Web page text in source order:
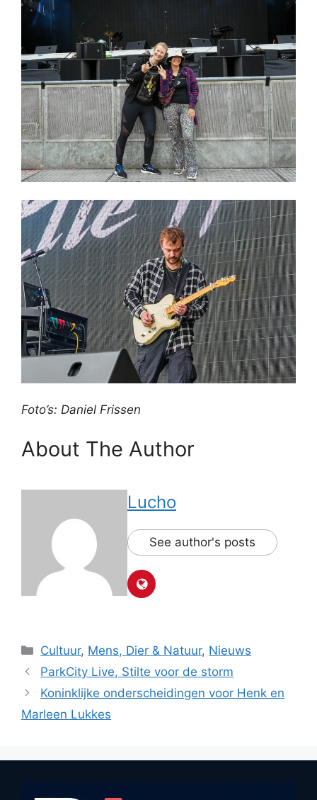
Foto’s: Daniel Frissen
About The Author
Lucho
See author's posts
Categorieën
Cultuur, Mens, Dier & Natuur, Nieuws
ParkCity Live, Stilte voor de storm
Koninklijke onderscheidingen voor Henk en
Marleen Lukkes